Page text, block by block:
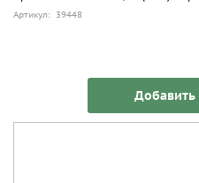
Артикул: 39448
Добавить